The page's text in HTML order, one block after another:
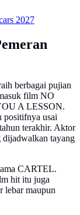
2027
berbagai pujian
film NO
A LESSON.
positifnya usai
terakhir. Aktor
dijadwalkan tayang
CARTEL.
hit itu juga
lebar maupun